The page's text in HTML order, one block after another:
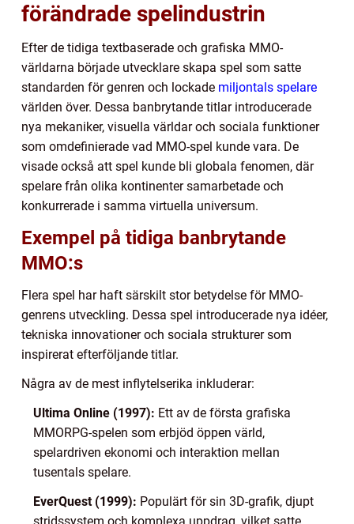
förändrade spelindustrin
Efter de tidiga textbaserade och grafiska MMO-
världarna började utvecklare skapa spel som satte
standarden för genren och lockade miljontals spelare
världen över. Dessa banbrytande titlar introducerade
nya mekaniker, visuella världar och sociala funktioner
som omdefinierade vad MMO-spel kunde vara. De
visade också att spel kunde bli globala fenomen, där
spelare från olika kontinenter samarbetade och
konkurrerade i samma virtuella universum.
Exempel på tidiga banbrytande
MMO:s
Flera spel har haft särskilt stor betydelse för MMO-
genrens utveckling. Dessa spel introducerade nya idéer,
tekniska innovationer och sociala strukturer som
inspirerat efterföljande titlar.
Några av de mest inflytelserika inkluderar:
Ultima Online (1997): Ett av de första grafiska
MMORPG-spelen som erbjöd öppen värld,
spelardriven ekonomi och interaktion mellan
tusentals spelare.
EverQuest (1999): Populärt för sin 3D-grafik, djupt